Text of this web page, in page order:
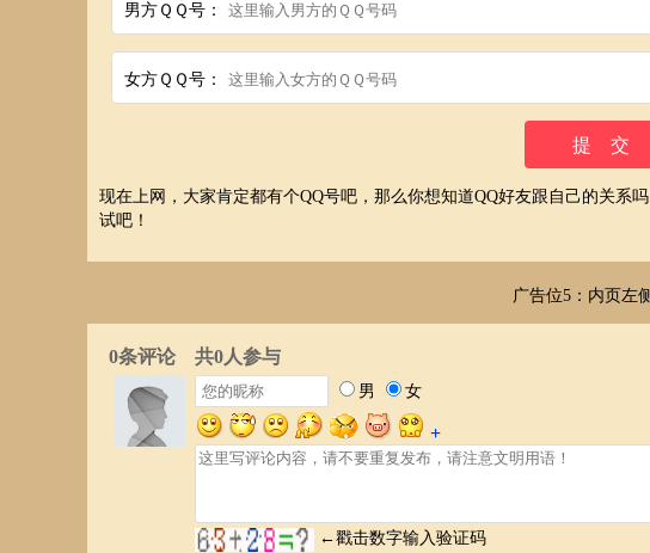
男方ＱＱ号：
女方ＱＱ号：
现在上网，大家肯定都有个QQ号吧，那么你想知道QQ好友跟自己的关系
试吧！
广告位5：内页左